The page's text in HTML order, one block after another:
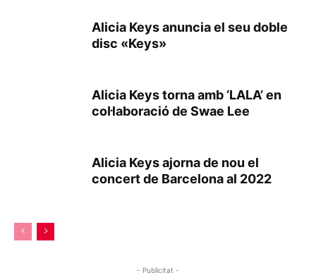
Alicia Keys anuncia el seu doble
disc «Keys»
Alicia Keys torna amb ‘LALA’ en
col·laboració de Swae Lee
Alicia Keys ajorna de nou el
concert de Barcelona al 2022
- Publicitat -